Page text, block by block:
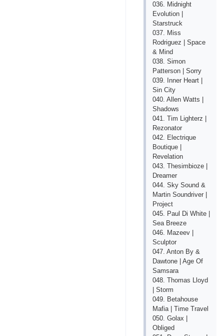
036. Midnight
Evolution |
Starstruck
037. Miss
Rodriguez | Space
& Mind
038. Simon
Patterson | Sorry
039. Inner Heart |
Sin City
040. Allen Watts |
Shadows
041. Tim Lighterz |
Rezonator
042. Electrique
Boutique |
Revelation
043. Thesimbioze |
Dreamer
044. Sky Sound &
Martin Soundriver |
Project
045. Paul Di White |
Sea Breeze
046. Mazeev |
Sculptor
047. Anton By &
Dawtone | Age Of
Samsara
048. Thomas Lloyd
| Storm
049. Betahouse
Mafia | Time Travel
050. Golax |
Obliged